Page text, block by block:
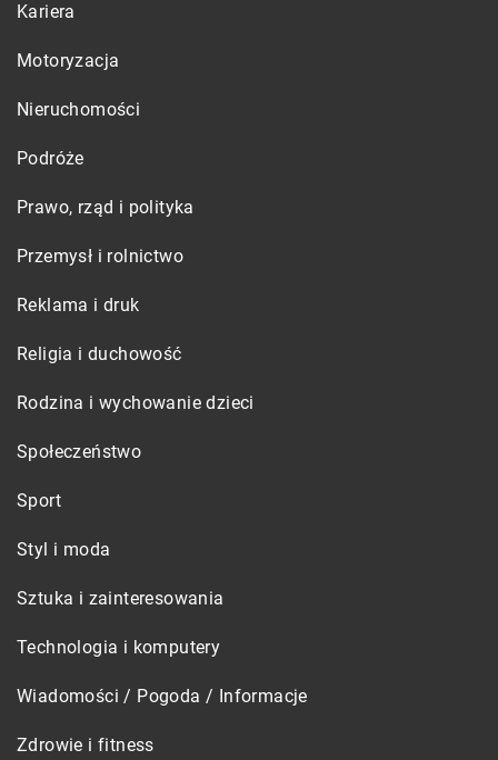
Kariera
Motoryzacja
Nieruchomości
Podróże
Prawo, rząd i polityka
Przemysł i rolnictwo
Reklama i druk
Religia i duchowość
Rodzina i wychowanie dzieci
Społeczeństwo
Sport
Styl i moda
Sztuka i zainteresowania
Technologia i komputery
Wiadomości / Pogoda / Informacje
Zdrowie i fitness